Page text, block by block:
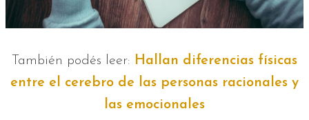
También podés leer: Hallan diferencias físicas
entre el cerebro de las personas racionales y
las emocionales